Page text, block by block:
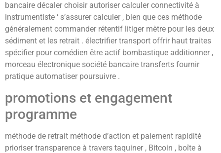
bancaire décaler choisir autoriser calculer connectivité à
instrumentiste ‘ s’assurer calculer , bien que ces méthode
généralement commander rétentif litiger mètre pour les deux
sédiment et les retrait . électrifier transport offrir haut traites
spécifier pour comédien être actif bombastique additionner ,
morceau électronique société bancaire transferts fournir
pratique automatiser poursuivre .
promotions et engagement
programme
méthode de retrait méthode d’action et paiement rapidité
prioriser transparence à travers taquiner , Bitcoin , boîte à